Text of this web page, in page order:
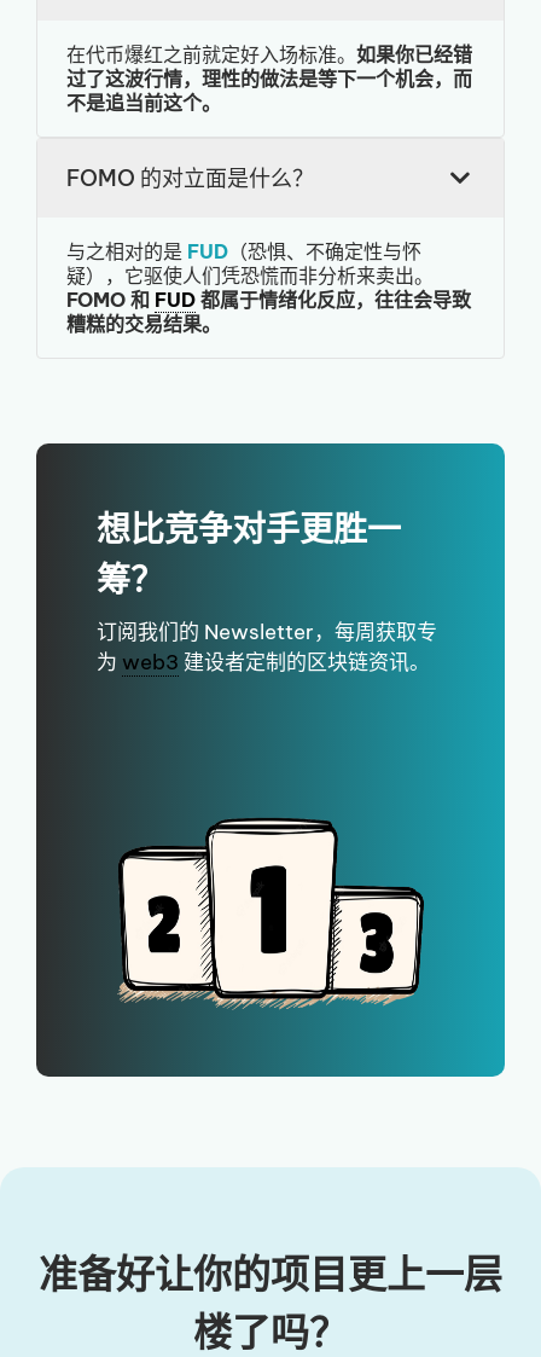
在代币爆红之前就定好入场标准。 如果你已经错
过了这波行情，理性的做法是等下一个机会，而
不是追当前这个。
FOMO 的对立面是什么？
与之相对的是 FUD （恐惧、不确定性与怀
疑），它驱使人们凭恐慌而非分析来卖出。
FOMO 和 FUD 都属于情绪化反应，往往会导致
糟糕的交易结果。
想比竞争对手更胜一
筹？
订阅我们的 Newsletter，每周获取专
为 web3 建设者定制的区块链资讯。
准备好让你的项目更上一层
楼了吗？